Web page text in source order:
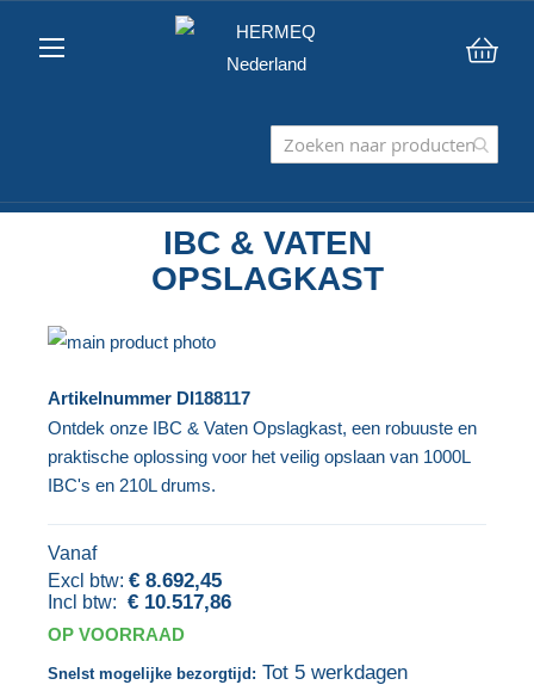
IBC & VATEN
OPSLAGKAST
Ga
het
einde
van
gallerij
naar
het
begin
afbeeldingen-
gallerij
Artikelnummer DI188117
Ontdek onze IBC & Vaten Opslagkast, een robuuste en
praktische oplossing voor het veilig opslaan van 1000L
IBC's en 210L drums.
Vanaf
€ 8.692,45
€ 10.517,86
OP VOORRAAD
Snelst mogelijke bezorgtijd: Tot 5 werkdagen